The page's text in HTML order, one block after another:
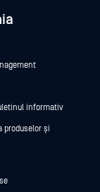
informativ
produselor și